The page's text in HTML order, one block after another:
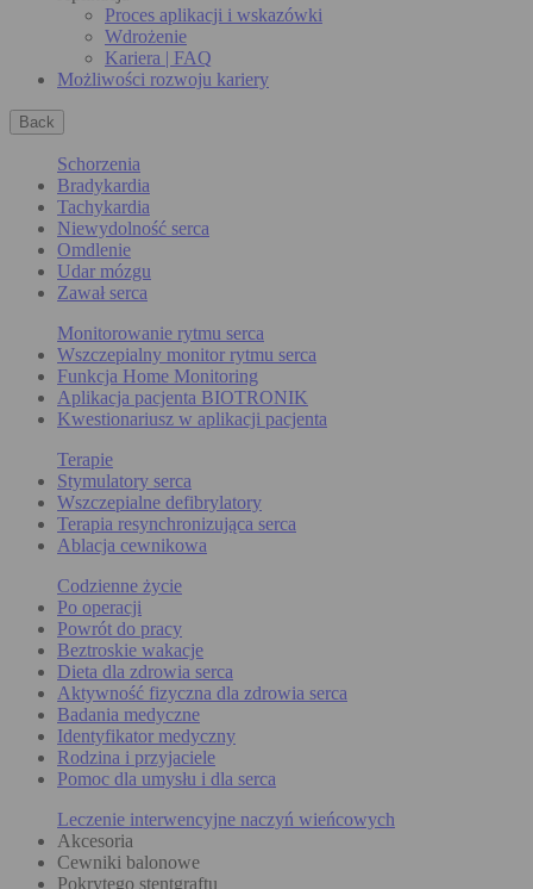
Proces aplikacji i wskazówki
Wdrożenie
Kariera | FAQ
Możliwości rozwoju kariery
Back
Schorzenia
Bradykardia
Tachykardia
Niewydolność serca
Omdlenie
Udar mózgu
Zawał serca
Monitorowanie rytmu serca
Wszczepialny monitor rytmu serca
Funkcja Home Monitoring
Aplikacja pacjenta BIOTRONIK
Kwestionariusz w aplikacji pacjenta
Terapie
Stymulatory serca
Wszczepialne defibrylatory
Terapia resynchronizująca serca
Ablacja cewnikowa
Codzienne życie
Po operacji
Powrót do pracy
Beztroskie wakacje
Dieta dla zdrowia serca
Aktywność fizyczna dla zdrowia serca
Badania medyczne
Identyfikator medyczny
Rodzina i przyjaciele
Pomoc dla umysłu i dla serca
Leczenie interwencyjne naczyń wieńcowych
Akcesoria
Cewniki balonowe
Pokrytego stentgraftu